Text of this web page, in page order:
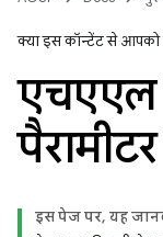
क्या इस कॉन्टेंट से आपको
एचएएल
इस पेज पर, यह